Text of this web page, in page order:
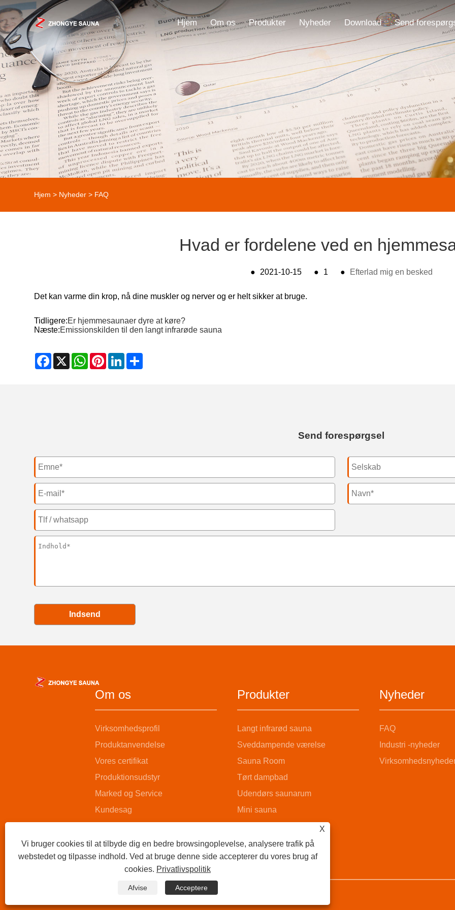
Hjem Om os Produkter Nyheder Download Send
Hjem > Nyheder > FAQ
Hvad er fordelene ved en
● 2021-10-15 ● 1 ● Efterlad mig en besked
Det kan varme din krop, nå dine muskler og nerver og er helt sikker at bruge.
Tidligere:Er hjemmesaunaer dyre at køre?
Næste:Emissionskilden til den langt infrarøde sauna
Facebook
X WhatsApp
PinterestLinkedIn
Send forespørgsel
Indsend
Om os
Virksomhedsprofil
Produktanvendelse
Vores certifikat
Produktionsudstyr
Marked og Service
Kundesag
Produkter
Langt infrarød sauna
Sveddampende værelse
Sauna Room
Tørt dampbad
Udendørs saunarum
Mini sauna
Træspand Saunarum
Nyheder
FAQ
Industri -nyheder
Copyright © 2025 Suzhou Zhongye Sauna Equipment Co., Ltd. Alle rettigheder forbeholdes.
X
Vi bruger cookies til at tilbyde dig en bedre browsingoplevelse, analysere trafik på
webstedet og tilpasse indhold. Ved at bruge denne side accepterer du vores brug af
cookies. Privatlivspolitik
Afvise Acceptere